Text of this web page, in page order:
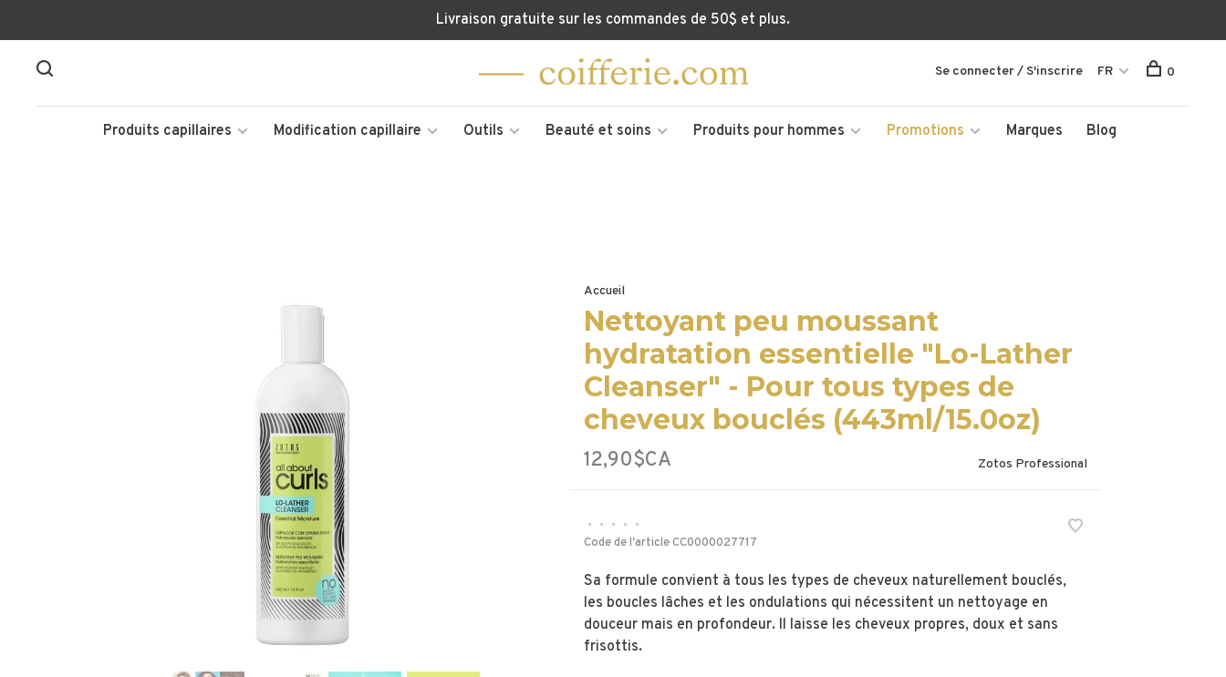
Livraison gratuite sur les commandes de 50$ et plus.
Produits capillaires Modification capillaire Outils Beauté et soins Produits pour hommes Promotions Marques Blog
Se connecter / S'inscrire FR 0
Accueil
Nettoyant peu moussant
hydratation essentielle "Lo-Lather
Cleanser" - Pour tous types de
cheveux bouclés (443ml/15.0oz)
12,90$CA Zotos Professional
• • • •
•
Code de l'articleCC0000027717
Sa formule convient à tous les types de cheveux naturellement bouclés,
les boucles lâches et les ondulations qui nécessitent un nettoyage en
douceur mais en profondeur. Il laisse les cheveux propres, doux et sans
frisottis.